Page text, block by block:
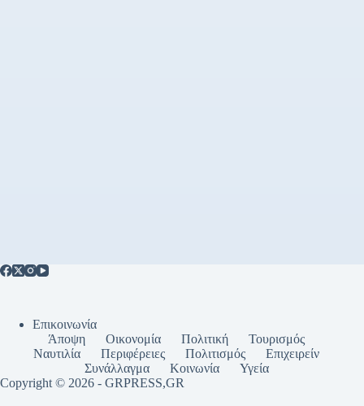
Επικοινωνία
Άποψη
Οικονομία Πολιτική
Τουρισμός
Ναυτιλία
Περιφέρειες Πολιτισμός
Επιχειρείν
Συνάλλαγμα
Κοινωνία
Υγεία
Copyright © 2026 - GRPRESS,GR